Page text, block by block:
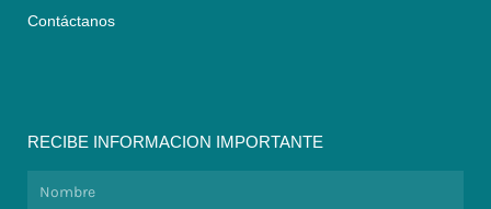
Contáctanos
RECIBE INFORMACION IMPORTANTE